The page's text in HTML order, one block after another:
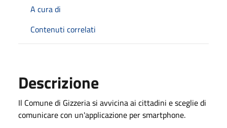
A cura di
Contenuti correlati
Descrizione
Il Comune di Gizzeria si avvicina ai cittadini e sceglie di
comunicare con un'applicazione per smartphone.